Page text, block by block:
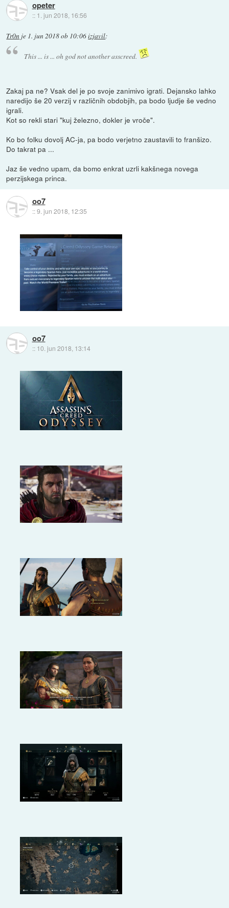
opeter
:: 1. jun 2018, 16:56
Tr0n je 1. jun 2018 ob 10:06izjavil:
This ... is ... oh god not another asscreed.
Zakaj pa ne? Vsak del je po svoje zanimivo igrati. Dejansko lahko
naredijo še 20 verzij v različnih obdobjih, pa bodo ljudje še vedno
igrali.
Kot so rekli stari "kuj železno, dokler je vroče".
Ko bo folku dovolj AC-ja, pa bodo verjetno zaustavili to franšizo.
Do takrat pa ...
Jaz še vedno upam, da bomo enkrat uzrli kakšnega novega
perzijskega princa.
oo7
::9. jun 2018, 12:35
oo7
:: 10. jun 2018, 13:14